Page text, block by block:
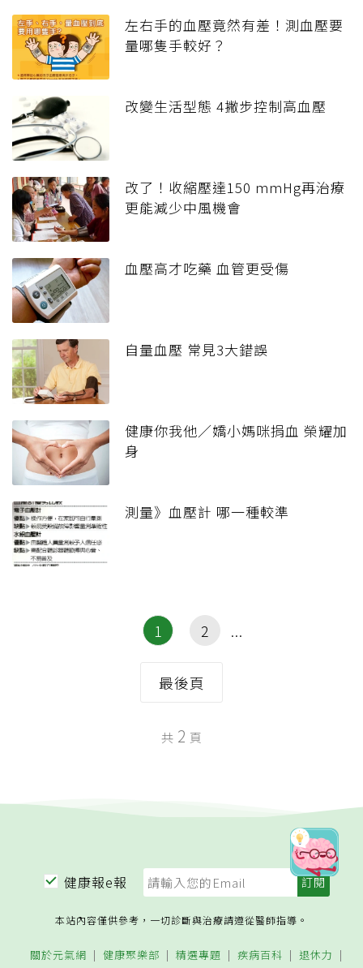
左右手的血壓竟然有差！測血壓要
量哪隻手較好？
改變生活型態 4撇步控制高血壓
改了！收縮壓達150 mmHg再治療
更能減少中風機會
血壓高才吃藥 血管更受傷
自量血壓 常見3大錯誤
健康你我他／嬌小媽咪捐血 榮耀加
身
測量》血壓計 哪一種較準
1 2
最後頁
共 2 頁
健康報e報
本站內容僅供參考，一切診斷與治療請遵從醫師指導。
關於元氣網 健康聚樂部 精選專題 疾病百科 退休力